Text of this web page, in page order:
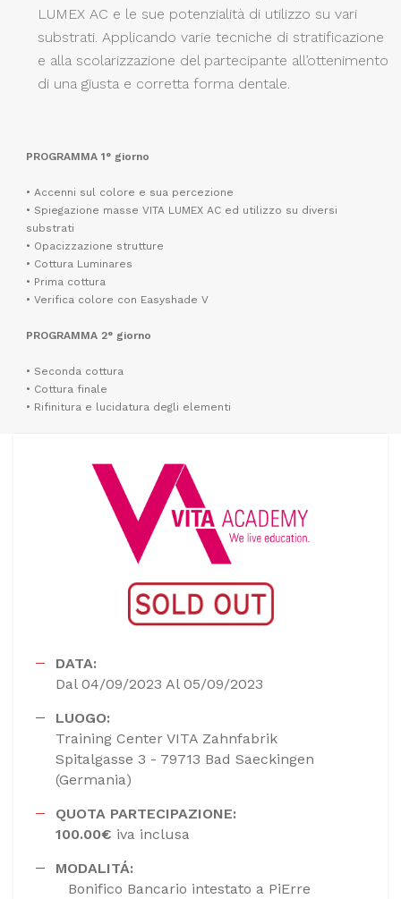
LUMEX AC e le sue potenzialità di utilizzo su vari
substrati. Applicando varie tecniche di stratificazione
e alla scolarizzazione del partecipante all’ottenimento
di una giusta e corretta forma dentale.
PROGRAMMA 1° giorno
• Accenni sul colore e sua percezione
• Spiegazione masse VITA LUMEX AC ed utilizzo su diversi
substrati
• Opacizzazione strutture
• Cottura Luminares
• Prima cottura
• Verifica colore con Easyshade V
PROGRAMMA 2° giorno
• Seconda cottura
• Cottura finale
• Rifinitura e lucidatura degli elementi
DATA:
Dal 04/09/2023 Al 05/09/2023
LUOGO:
Training Center VITA Zahnfabrik
Spitalgasse 3 - 79713 Bad Saeckingen
(Germania)
QUOTA PARTECIPAZIONE:
100.00€ iva inclusa
MODALITÁ:
Bonifico Bancario intestato a PiErre